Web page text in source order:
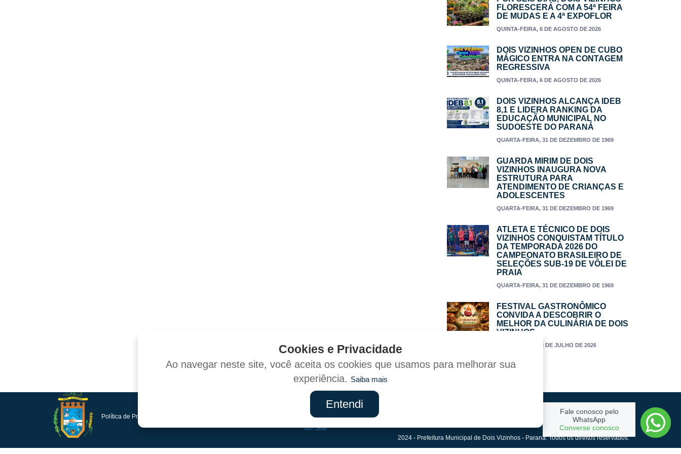
FLORESCERÁ COM A 54ª FEIRA
DE MUDAS E A 4ª EXPOFLOR
QUINTA-FEIRA, 6 DE AGOSTO DE 2026
DOIS VIZINHOS OPEN DE CUBO
MÁGICO ENTRA NA CONTAGEM
REGRESSIVA
QUINTA-FEIRA, 6 DE AGOSTO DE 2026
DOIS VIZINHOS ALCANÇA IDEB
8,1 E LIDERA RANKING DA
EDUCAÇÃO MUNICIPAL NO
SUDOESTE DO PARANÁ
QUARTA-FEIRA, 31 DE DEZEMBRO DE 1969
GUARDA MIRIM DE DOIS
VIZINHOS INAUGURA NOVA
ESTRUTURA PARA
ATENDIMENTO DE CRIANÇAS E
ADOLESCENTES
QUARTA-FEIRA, 31 DE DEZEMBRO DE 1969
ATLETA E TÉCNICO DE DOIS
VIZINHOS CONQUISTAM TÍTULO
DA TEMPORADA 2026 DO
CAMPEONATO BRASILEIRO DE
SELEÇÕES SUB-19 DE VÔLEI DE
PRAIA
QUARTA-FEIRA, 31 DE DEZEMBRO DE 1969
FESTIVAL GASTRONÔMICO
CONVIDA A DESCOBRIR O
MELHOR DA CULINÁRIA DE DOIS
VIZINHOS
TERÇA-FEIRA, 28 DE JULHO DE 2026
Política de Privacidade e Proteção de Dados
Mapa
do Site
Criado por:
2024 - Prefeitura Municipal de Dois Vizinhos - Paraná. Todos os direitos reservados.
Fale conosco pelo
WhatsApp
Converse conosco
Cookies e Privacidade
Ao navegar neste site, você aceita os cookies que usamos para melhorar sua
experiência. Saiba mais
Entendi